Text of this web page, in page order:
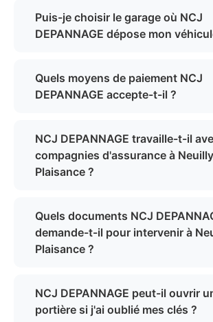
Puis-je choisir le garage où NCJ
DEPANNAGE dépose mon
Quels moyens de paiement NCJ
DEPANNAGE accepte-t-il ?
NCJ DEPANNAGE travaille-t-il
compagnies d'assurance à
Plaisance ?
Quels documents NCJ
demande-t-il pour intervenir à
Plaisance ?
NCJ DEPANNAGE peut-il ouvrir
portière si j'ai oublié mes clés ?